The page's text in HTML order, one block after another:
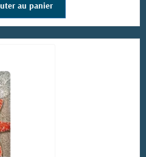
au panier